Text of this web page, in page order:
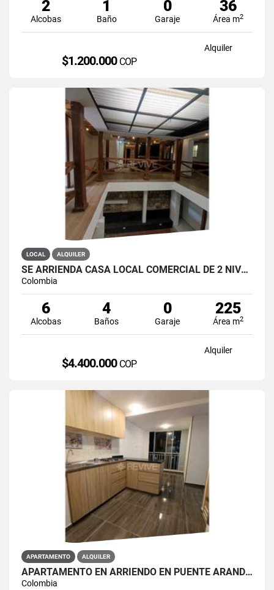
2
Alcobas
1
Baño
0
Garaje
36
Área m2
Alquiler
$1.200.000 COP
LOCAL ALQUILER
SE ARRIENDA CASA LOCAL COMERCIAL DE 2 NIVELES EN LA CANDELARIA
Colombia
6
Alcobas
4
Baños
0
Garaje
225
Área m2
Alquiler
$4.400.000 COP
APARTAMENTO ALQUILER
APARTAMENTO EN ARRIENDO EN PUENTE ARANDA PRIMAVERA 6-39
Colombia